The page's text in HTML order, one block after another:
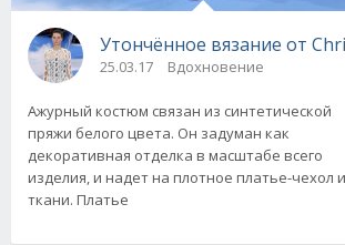
Утончённое вязание от
25.03.17 Вдохновение
Ажурный костюм связан из синтетической
пряжи белого цвета. Он задуман как
декоративная отделка в масштабе всего
изделия, и надет на плотное платье-чехол
ткани. Платье